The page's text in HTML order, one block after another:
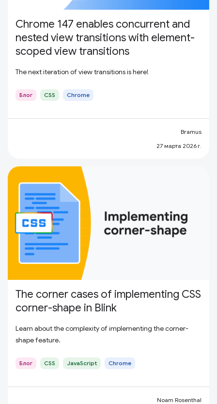
Chrome 147 enables concurrent and
nested view transitions with element-
scoped view transitions
The next iteration of view transitions is here!
Блог CSS Chrome
Bramus
27 марта 2026 г.
The corner cases of implementing CSS
corner-shape in Blink
Learn about the complexity of implementing the corner-
shape feature.
Блог CSS JavaScript Chrome
Noam Rosenthal